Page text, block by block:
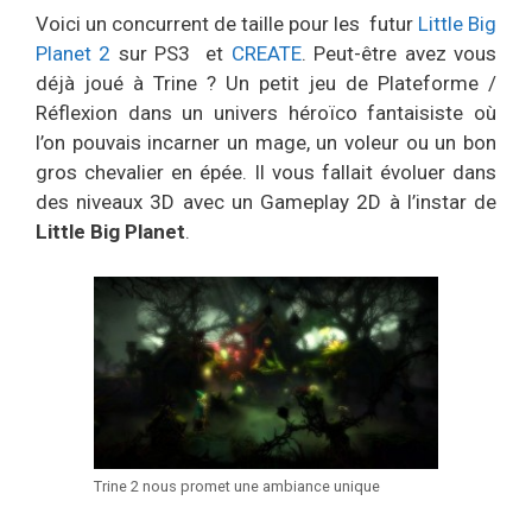
Voici un concurrent de taille pour les futur Little Big
Planet 2 sur PS3 et CREATE. Peut-être avez vous
déjà joué à Trine ? Un petit jeu de Plateforme /
Réflexion dans un univers héroïco fantaisiste où
l’on pouvais incarner un mage, un voleur ou un bon
gros chevalier en épée. Il vous fallait évoluer dans
des niveaux 3D avec un Gameplay 2D à l’instar de
Little Big Planet.
Trine 2 nous promet une ambiance unique